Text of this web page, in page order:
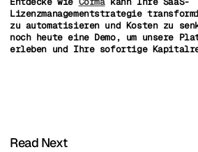
Lizenzmanagementstrategie
zu automatisieren und Kosten zu
noch heute eine Demo, um unsere
erleben und Ihre sofortige
Read Next